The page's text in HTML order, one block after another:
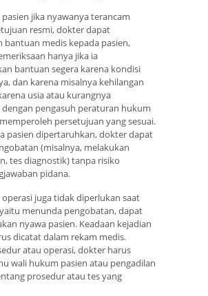
jika nyawanya terancam
resmi, dokter dapat
bantuan medis kepada pasien,
hanya jika ia
bantuan segera karena kondisi
dan karena misalnya kehilangan
usia atau kurangnya
pengasuh peraturan hukum
persetujuan yang sesuai.
pasien dipertaruhkan, dokter dapat
(misalnya, melakukan
tes diagnostik) tanpa risiko
pidana.
juga tidak diperlukan saat
menunda pengobatan, dapat
nyawa pasien. Keadaan kejadian
dicatat dalam rekam medis.
atau operasi, dokter harus
wali hukum pasien atau pengadilan
prosedur atau tes yang